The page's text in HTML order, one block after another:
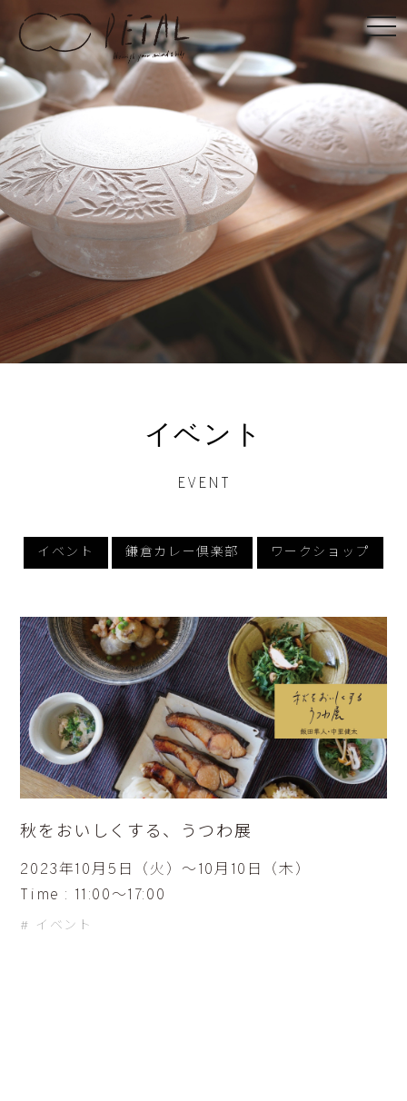
イベント
EVENT
イベント 鎌倉カレー倶楽部 ワークショップ
秋をおいしくする、うつわ展
2023年10月5日（火）〜10月10日（木）
Time : 11:00〜17:00
イベント